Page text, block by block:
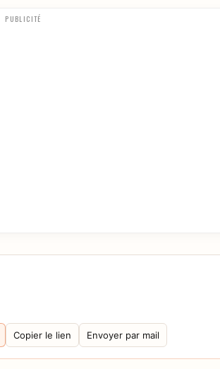
PUBLICITÉ
Copier le lien Envoyer par mail